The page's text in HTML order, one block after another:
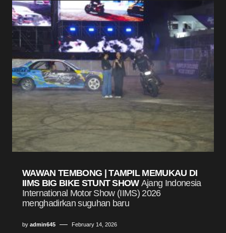
WAWAN TEMBONG | TAMPIL MEMUKAU DI
IIMS BIG BIKE STUNT SHOW Ajang Indonesia
International Motor Show (IIMS) 2026
menghadirkan suguhan baru
by admin645 February 14, 2026